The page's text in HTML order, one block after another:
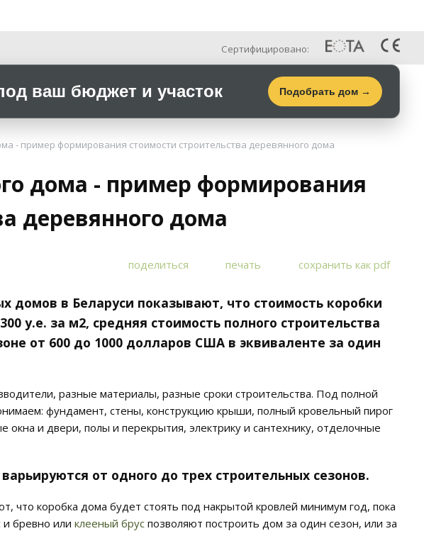
Сертифицировано:
ваш бюджет и участок Подобрать дом →
- пример формирования стоимости строительства деревянного дома
дома - пример формирования
деревянного дома
поделиться печать сохранить как pdf
домов в Беларуси показывают, что стоимость коробки
у.е. за м2, средняя стоимость полного строительства
от 600 до 1000 долларов США в эквиваленте за один
разные материалы, разные сроки строительства. Под полной
фундамент, стены, конструкцию крыши, полный кровельный пирог
и двери, полы и перекрытия, электрику и сантехнику, отделочные
от одного до трех строительных сезонов.
что коробка дома будет стоять под накрытой кровлей минимум год, пока
и бревно или клееный брус позволяют построить дом за один сезон, или за